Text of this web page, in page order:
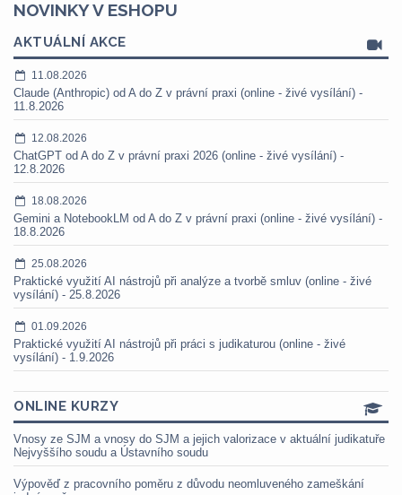
NOVINKY V ESHOPU
AKTUÁLNÍ AKCE
11.08.2026
Claude (Anthropic) od A do Z v právní praxi (online - živé vysílání) -
11.8.2026
12.08.2026
ChatGPT od A do Z v právní praxi 2026 (online - živé vysílání) -
12.8.2026
18.08.2026
Gemini a NotebookLM od A do Z v právní praxi (online - živé vysílání) -
18.8.2026
25.08.2026
Praktické využití AI nástrojů při analýze a tvorbě smluv (online - živé
vysílání) - 25.8.2026
01.09.2026
Praktické využití AI nástrojů při práci s judikaturou (online - živé
vysílání) - 1.9.2026
ONLINE KURZY
Vnosy ze SJM a vnosy do SJM a jejich valorizace v aktuální judikatuře
Nejvyššího soudu a Ústavního soudu
Výpověď z pracovního poměru z důvodu neomluveného zameškání